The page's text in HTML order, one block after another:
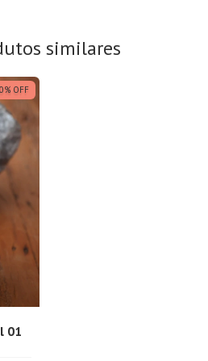
similares
% OFF
01